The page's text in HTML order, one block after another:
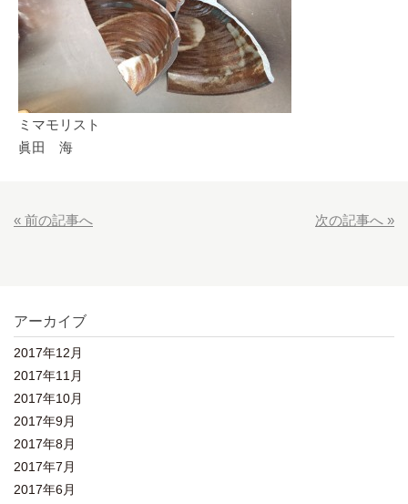
ミマモリスト
眞田 海
« 前の記事へ 次の記事へ »
アーカイブ
2017年12月
2017年11月
2017年10月
2017年9月
2017年8月
2017年7月
2017年6月